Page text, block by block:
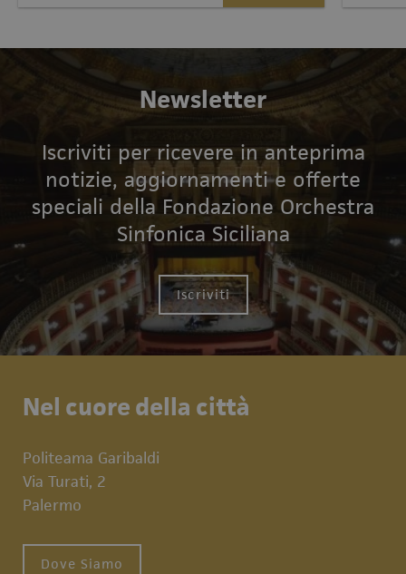
Newsletter
Iscriviti per ricevere in anteprima
notizie, aggiornamenti e offerte
speciali della Fondazione Orchestra
Sinfonica Siciliana
Iscriviti
Nel cuore della città
Politeama Garibaldi
Via Turati, 2
Palermo
Dove Siamo